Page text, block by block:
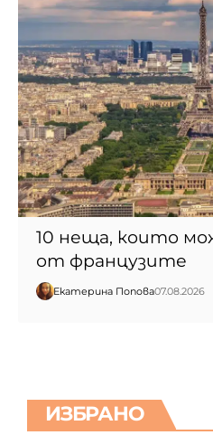
10 неща, които
от французите
Екатерина Попова07.08.2026
ИЗБРАНО